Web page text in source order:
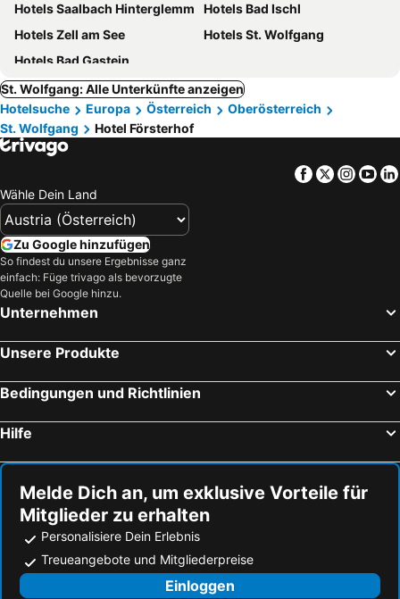
Hotels Saalbach Hinterglemm
Hotels Bad Ischl
Hotels Zell am See
Hotels St. Wolfgang
Hotels Bad Gastein
St. Wolfgang: Alle Unterkünfte anzeigen
Hotelsuche
Europa Österreich
Oberösterreich
St. Wolfgang
Hotel Försterhof
Facebook
Twitter
Wähle Dein Land
Zu Google hinzufügen
So findest du unsere Ergebnisse ganz
einfach: Füge trivago als bevorzugte
Quelle bei Google hinzu.
Unternehmen
Unsere Produkte
Bedingungen und Richtlinien
Hilfe
Melde Dich an, um exklusive Vorteile für
Mitglieder zu erhalten
Personalisiere Dein Erlebnis
Treueangebote und Mitgliederpreise
Einloggen